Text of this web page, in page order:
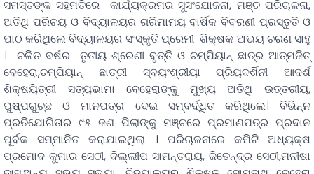
ସମସ୍ତଙ୍କ ସହମତିରେ କାର୍ଯ୍ୟକ୍ରମର ସୁସଂଯୋଜନା, ମଞ୍ଚ ପରିଚାଳନା,
ଅତିଥି ପରିଚୟ ଓ ବିଦ୍ୟାଳୟର ଗରିମାମୟ ବାର୍ଷିକ ବିବରଣୀ ପ୍ରସ୍ତୁତି ଓ
ପାଠ କରିଥିଲେ ବିଦ୍ୟାଳୟର ସଂସ୍କୃତି ପ୍ରେମୀ ଶିକ୍ଷକ ଅଭୟ ଚରଣ ସାହୁ
। ଚଳିତ ବର୍ଷର ତୃତୀୟ ଶ୍ରେଣୀ ବୃତ୍ତି ଓ ଚମ୍ପିୟାନ୍ ଛାତ୍ର ଆତ୍ମଜିତ୍
ବେହେରା,ଚମ୍ପିୟାନ୍ ଛାତ୍ରୀ ସ୍ବୟଂଶ୍ରୀୟା ପ୍ରିୟଦର୍ଶିନୀ ଆଦର୍ଶ
ଶିକ୍ଷୟିତ୍ରୀ ସତ୍ୟଭାମା ବେହେରାଙ୍କୁ ମୁଖ୍ୟ ଅତିଥି ଉତ୍ତରୀୟ,
ପୁଷ୍ପଗୁଚ୍ଛ ଓ ମାନପତ୍ର ଦେଇ ସମ୍ବର୍ଦ୍ଧିତ କରିଥିଲେ। ବିଭିନ୍ନ
ପ୍ରତିଯୋଗିତାର ୯୫ ଜଣ ପିଲାଙ୍କୁ ମଞ୍ଚରେ ପ୍ରମାଣପତ୍ର ପ୍ରଦାନ
ପୂର୍ବକ ସମ୍ମାନିତ କରାଯାଇଥିଲା । ପରିଚାଳନାରେ କମିଟି ଅଧ୍ୟକ୍ଷ
ପ୍ରମୋଦ କୁମାର ସେଠୀ, ଦିଲ୍ଲୀପ ସାମନ୍ତରାୟ, ଜିତେନ୍ଦ୍ର ସେଠୀ,ମନୀଷା